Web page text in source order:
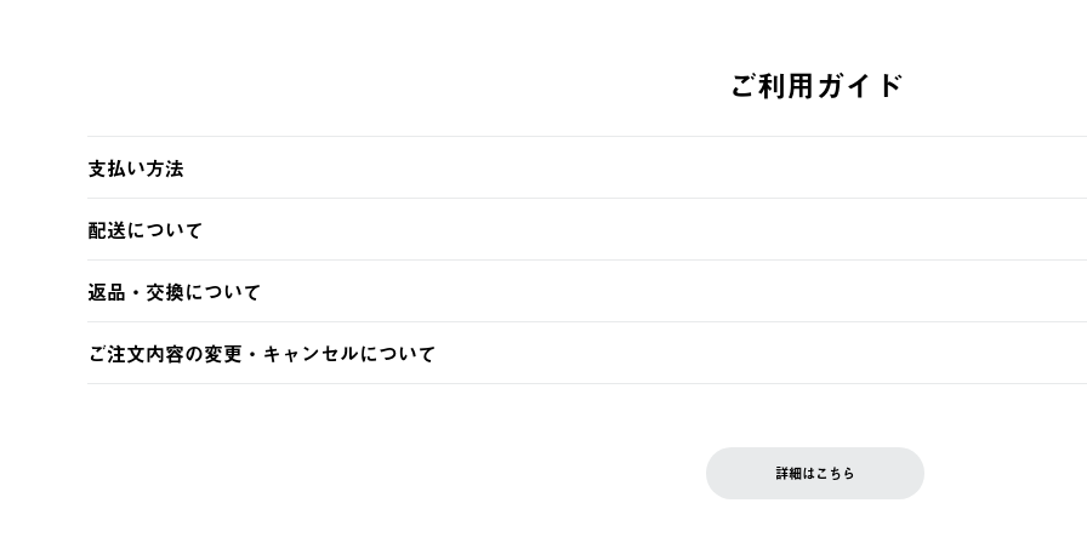
ご利用ガイド
支払い方法
・クレジットカード決済
・Pay-easy決済
配送について
ご注文・ご入金完了より2営業日以内に商品を発送いたします。
※予約販売・長期連休期間中のご注文は除く（別途スケジュールをご案内いたします。）
返品・交換について
ご注文内容の変更・キャンセルについて
詳細はこちら